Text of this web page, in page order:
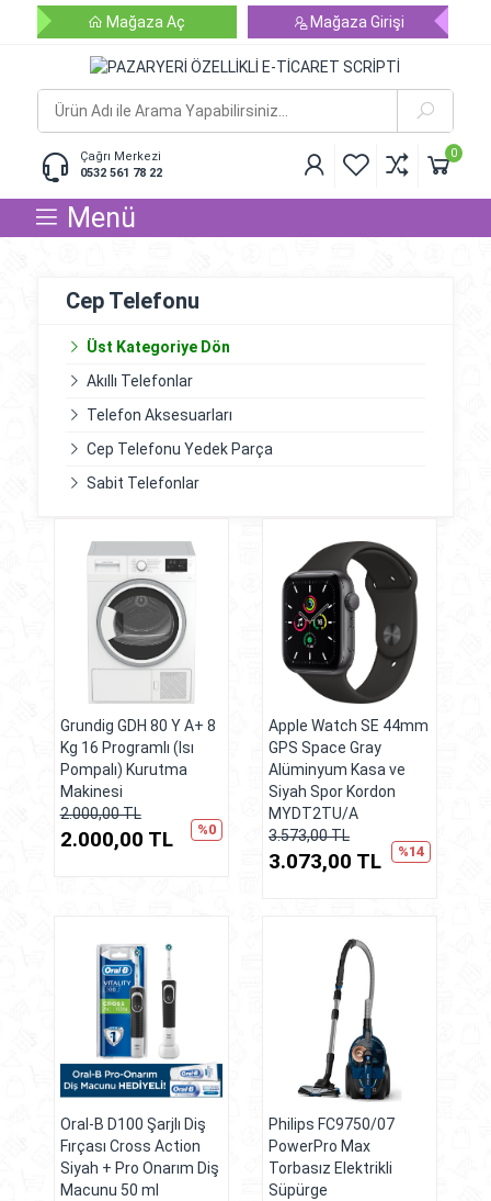
Mağaza Aç Mağaza Girişi
Çağrı Merkezi
0532 561 78 22
0
Menü
Cep Telefonu
Üst Kategoriye Dön
Akıllı Telefonlar
Telefon Aksesuarları
Cep Telefonu Yedek Parça
Sabit Telefonlar
Grundig GDH 80 Y A+ 8
Kg 16 Programlı (Isı
Pompalı) Kurutma
Makinesi
2.000,00 TL
%0
2.000,00 TL
Apple Watch SE 44mm
GPS Space Gray
Alüminyum Kasa ve
Siyah Spor Kordon
MYDT2TU/A
3.573,00 TL
%14
3.073,00 TL
Oral-B D100 Şarjlı Diş
Fırçası Cross Action
Siyah + Pro Onarım Diş
Macunu 50 ml
Philips FC9750/07
PowerPro Max
Torbasız Elektrikli
Süpürge